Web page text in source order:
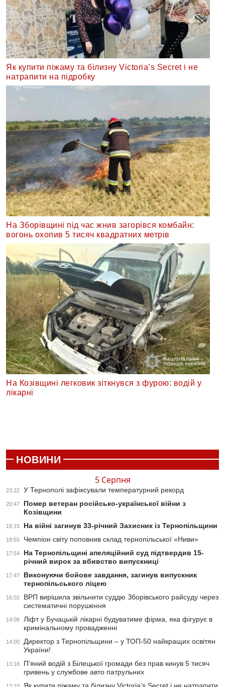
Як купити піжаму та білизну Victoria’s Secret і не
натрапити на підробку
На Зборівщині під час жнив загорівся комбайн:
вогонь охопив 5 тисяч квадратних метрів
На Козівщині легковик зіткнувся з фурою: водій у
лікарні
НОВИНИ
5 Серпня
23:22 У Тернополі зафіксували температурний рекорд
20:47
Помер ветеран російсько-української війни з
Козівщини
19:15 На війні загинув 33-річний Захисник із Тернопільщини
18:55 Чемпіон світу поповнив склад тернопільської «Ниви»
17:54
На Тернопільщині апеляційний суд підтвердив 15-
річний вирок за вбивство випускниці
17:47
Виконуючи бойове завдання, загинув випускник
тернопільського ліцею
16:02
ВРП вирішила звільнити суддю Зборівського райсуду через
систематичні порушення
14:08
Ліфт у Бучацькій лікарні будуватиме фірма, яка фігурує в
кримінальному провадженні
14:00
Директор з Тернопільщини – у ТОП-50 найкращих освітян
України!
13:18
П’яний водій з Білецької громади без прав кинув 5 тисяч
гривень у службове авто патрульних